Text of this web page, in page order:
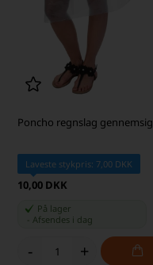
Poncho regnslag
Laveste stykpris: 7,00 DKK
10,00 DKK
På lager
-Afsendes i dag
- +